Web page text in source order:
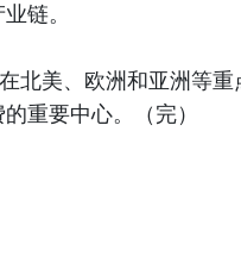
链。
北美、欧洲和亚洲等
重要中心。（完）